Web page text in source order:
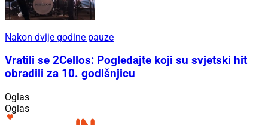
Nakon dvije godine pauze
Vratili se 2Cellos: Pogledajte koji su svjetski hit
obradili za 10. godišnjicu
Oglas
Oglas